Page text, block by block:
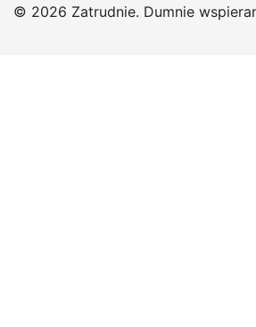
© 2026 Zatrudnie. Dumnie